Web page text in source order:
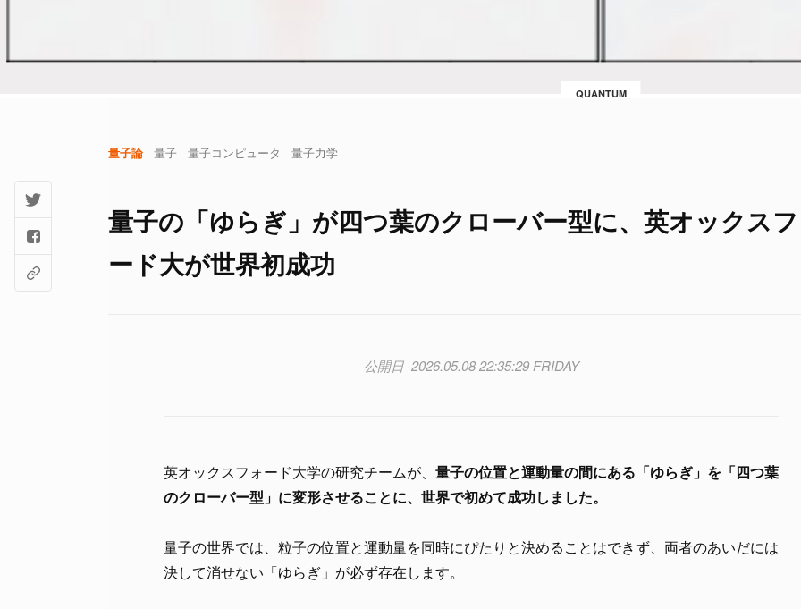
QUANTUM
量子論 量子 量子コンピュータ 量子力学
量子の「ゆらぎ」が四つ葉のクローバー型に、英オックス
ード大が世界初成功
2026.05.08 22:35:29 FRIDAY
英オックスフォード大学の研究チームが、 量子の位置と運動量の間にある「ゆらぎ」を「四つ葉
のクローバー型」に変形させることに、世界で初めて成功しました。
量子の世界では、粒子の位置と運動量を同時にぴたりと決めることはできず、両者のあいだには
決して消せない「ゆらぎ」が必ず存在します。